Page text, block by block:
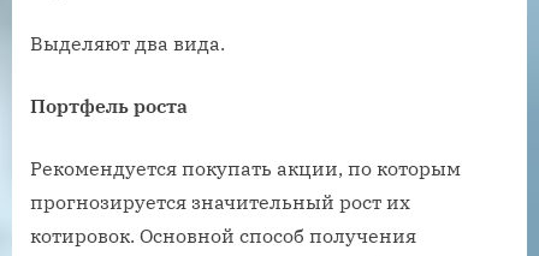
Выделяют два вида.
Портфель роста
Рекомендуется покупать акции, по которым
прогнозируется значительный рост их
котировок. Основной способ получения